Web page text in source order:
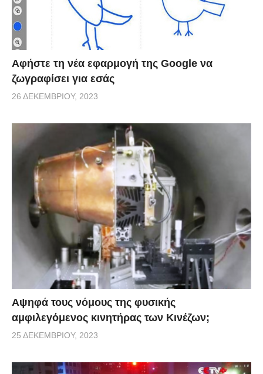
via
Αφήστε τη νέα εφαρμογή της Google να
ζωγραφίσει για εσάς
26 ΔΕΚΕΜΒΡΊΟΥ, 2023
Αψηφά τους νόμους της φυσικής
αμφιλεγόμενος κινητήρας των Κινέζων;
25 ΔΕΚΕΜΒΡΊΟΥ, 2023